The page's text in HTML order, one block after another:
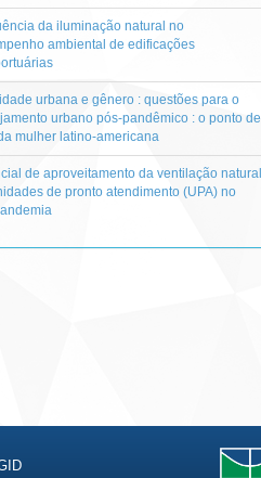
da iluminação natural no
ambiental de edificações
urbana e gênero : questões para o
urbano pós-pandêmico : o ponto de
mulher latino-americana
de aproveitamento da ventilação natural
de pronto atendimento (UPA) no